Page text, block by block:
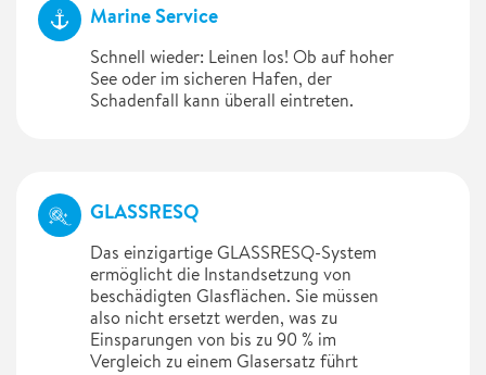
Marine Service
Schnell wieder: Leinen los! Ob auf hoher
See oder im sicheren Hafen, der
Schadenfall kann überall eintreten.
GLASSRESQ
Das einzigartige GLASSRESQ-System
ermöglicht die Instandsetzung von
beschädigten Glasflächen. Sie müssen
also nicht ersetzt werden, was zu
Einsparungen von bis zu 90 % im
Vergleich zu einem Glasersatz führt